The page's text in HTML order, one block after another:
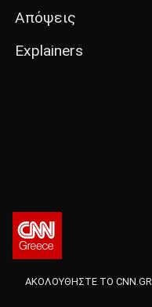
Απόψεις
Explainers
ΑΚΟΛΟΥΘΗΣΤΕ ΤΟ CNN.GR